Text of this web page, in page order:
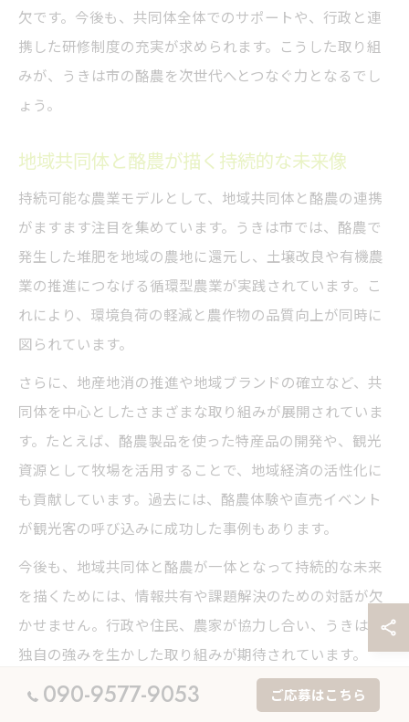
欠です。今後も、共同体全体でのサポートや、行政と連
携した研修制度の充実が求められます。こうした取り組
みが、うきは市の酪農を次世代へとつなぐ力となるでし
ょう。
地域共同体と酪農が描く持続的な未来像
持続可能な農業モデルとして、地域共同体と酪農の連携
がますます注目を集めています。うきは市では、酪農で
発生した堆肥を地域の農地に還元し、土壌改良や有機農
業の推進につなげる循環型農業が実践されています。こ
れにより、環境負荷の軽減と農作物の品質向上が同時に
図られています。
さらに、地産地消の推進や地域ブランドの確立など、共
同体を中心としたさまざまな取り組みが展開されていま
す。たとえば、酪農製品を使った特産品の開発や、観光
資源として牧場を活用することで、地域経済の活性化に
も貢献しています。過去には、酪農体験や直売イベント
が観光客の呼び込みに成功した事例もあります。
今後も、地域共同体と酪農が一体となって持続的な未来
を描くためには、情報共有や課題解決のための対話が欠
かせません。行政や住民、農家が協力し合い、うきは市
独自の強みを生かした取り組みが期待されています。
酪農の可能性を広げる地域の協力体制
090-9577-9053 ご応募はこちら